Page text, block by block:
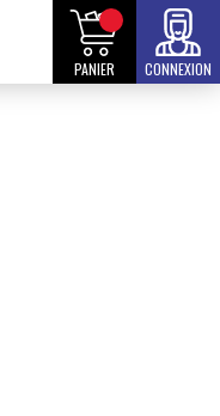
PANIER CONNEXION